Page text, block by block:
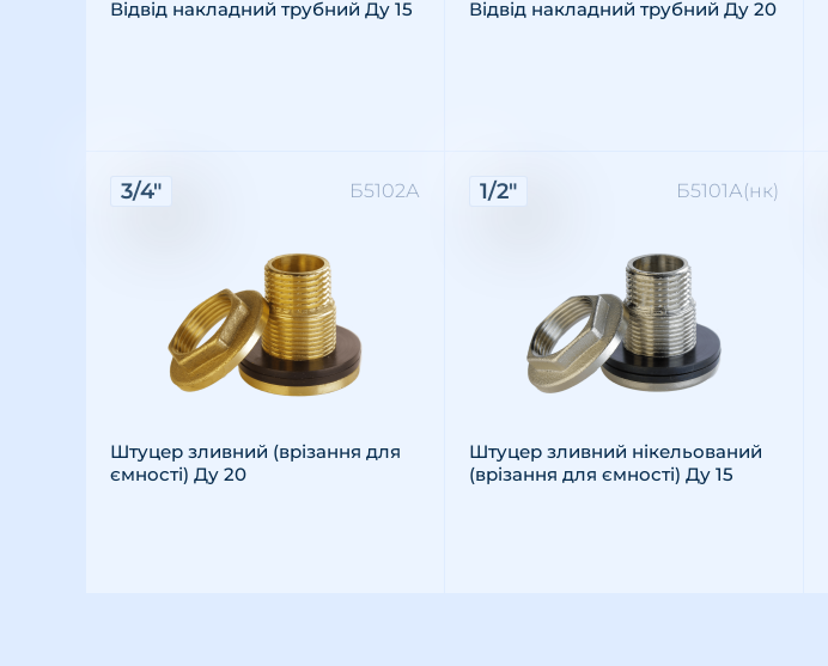
Відвід накладний трубний Ду 15 Відвід накладний трубний Ду 20
3/4" Б5102А
Штуцер зливний (врізання для
ємності) Ду 20
Різьба: зовнішня
Розмір різьби: 3/4"
Матеріал: латунь
1/2" Б5101А(нк)
Штуцер зливний нікельований
(врізання для ємності) Ду 15
Різьба: зовнішня
Розмір різьби: 1/2"
Матеріал: латунь